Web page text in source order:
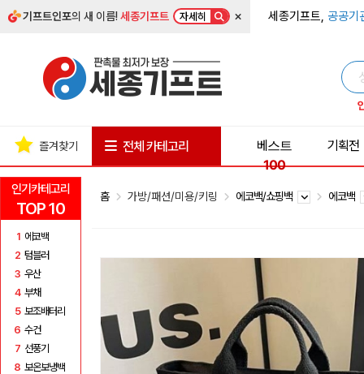
기프트인포의 새 이름!세종기프트 자세히 × 세종기프트, 공공기
인기카테고리
TOP 10
1 에코백
2 텀블러
3 우산
4 부채
5 보조배터리
6 수건
7 선풍기
8 보온보냉백
즐겨찾기 전체 카테고리
베스트
100
기획전
홈 가방/패션/미용/키링 에코백/쇼핑백 에코백